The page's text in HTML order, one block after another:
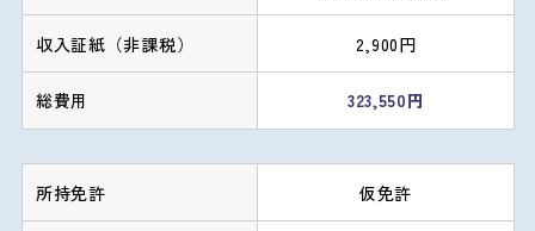
2,900円
323,550円
仮免許